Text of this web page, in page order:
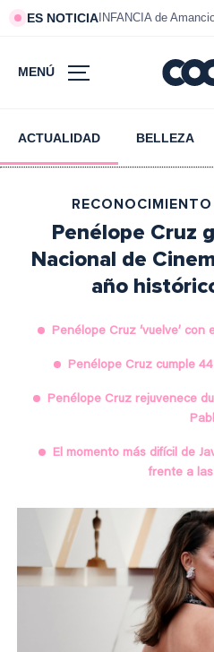
ES NOTICIA INFANCIA de
MENÚ
ACTUALIDAD BELLEZA
Penélope Cruz
Nacional de
año
Penélope Cruz ‘vuelve’
Penélope Cruz cumple
Penélope Cruz rejuvenece
El momento más difícil de
frente a